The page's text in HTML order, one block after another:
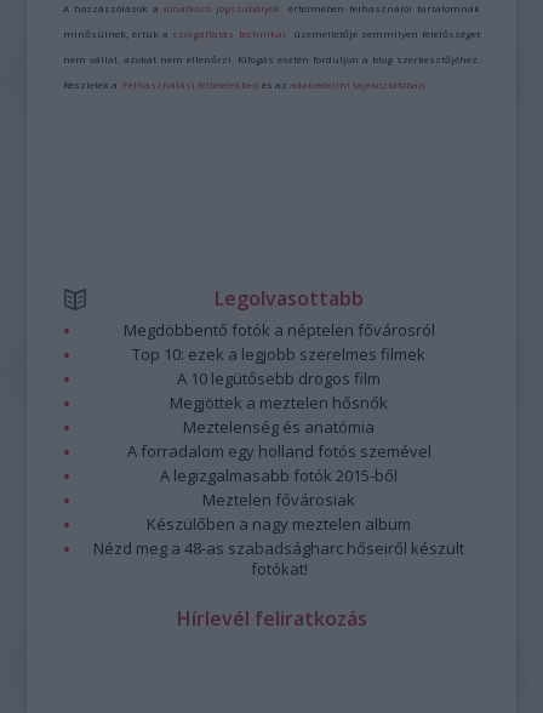
A hozzászólások avonatkozó jogszabályok értelmében felhasználói tartalomnak
minősülnek, értük a szolgáltatás technikai üzemeltetője semmilyen felelősséget
nem vállal, azokat nem ellenőrzi. Kifogás esetén forduljon a blog szerkesztőjéhez.
Részletek a Felhasználási feltételekben és azadatvédelmi tájékoztatóban
Legolvasottabb
Megdöbbentő fotók a néptelen fővárosról
Top 10: ezek a legjobb szerelmes filmek
A 10 legütősebb drogos film
Megjöttek a meztelen hősnők
Meztelenség és anatómia
A forradalom egy holland fotós szemével
A legizgalmasabb fotók 2015-ből
Meztelen fővárosiak
Készülőben a nagy meztelen album
Nézd meg a 48-as szabadságharc hőseiről készült
fotókat!
Hírlevél feliratkozás